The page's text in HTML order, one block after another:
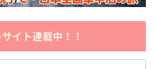
イト連載中！！